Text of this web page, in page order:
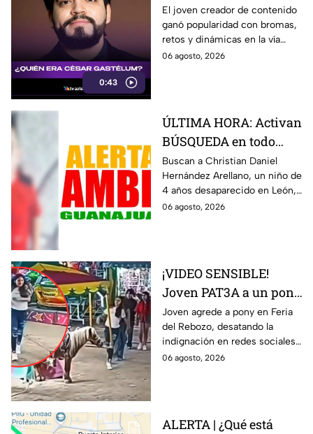
0:43
transmisión? Esto
sabemos
El joven creador de contenido
ganó popularidad con bromas,
retos y dinámicas en la vía
pública.
06 agosto, 2026
ÚLTIMA HORA: Activan
BÚSQUEDA en todo
Guanajuato de
Christian Daniel,
pequeño de 4 años
desaparecido en León
Buscan a Christian Daniel
Hernández Arellano, un niño de
4 años desaparecido en León,
Guanajuato. La Alerta Amber
06 agosto, 2026
¡VIDEO SENSIBLE!
Joven PAT3A a un pony
atado a una atracción
de feria; reacción de la
agresora ENFURECE a
las redes
Joven agrede a pony en Feria
del Rebozo, desatando la
indignación en redes sociales.
No te pierdas la reacción de la
06 agosto, 2026
ALERTA | ¿Qué está